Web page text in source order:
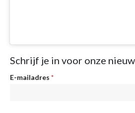
Schrijf je in voor onze
Nieuwsbrief
E-mailadres *